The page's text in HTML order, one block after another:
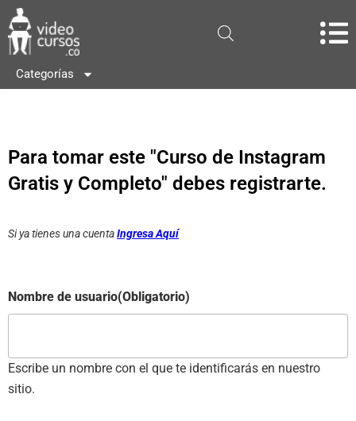
Categorías
Para tomar este "Curso de Instagram
Gratis y Completo" debes registrarte.
Si ya tienes una cuentaIngresa Aquí
Nombre de usuario(Obligatorio)
Escribe un nombre con el que te identificarás en nuestro
sitio.